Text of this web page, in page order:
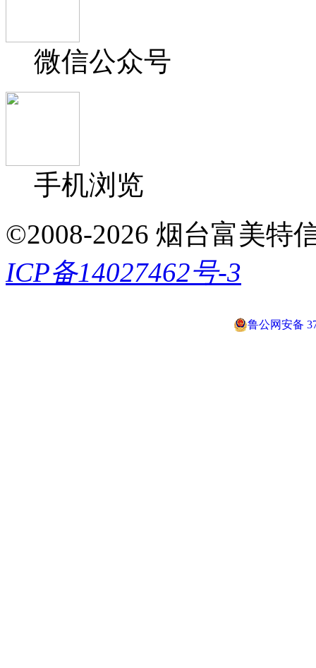
微信公众号
手机浏览
©2008-2026 烟台富美特
ICP备14027462号-3
鲁公网安备